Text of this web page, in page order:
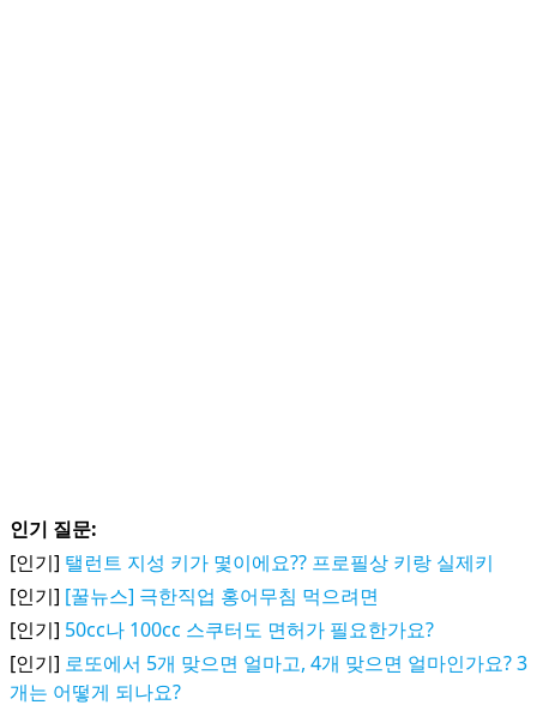
인기 질문:
[인기] 탤런트 지성 키가 몇이에요?? 프로필상 키랑 실제키
[인기] [꿀뉴스] 극한직업 홍어무침 먹으려면
[인기] 50cc나 100cc 스쿠터도 면허가 필요한가요?
[인기] 로또에서 5개 맞으면 얼마고, 4개 맞으면 얼마인가요? 3
개는 어떻게 되나요?